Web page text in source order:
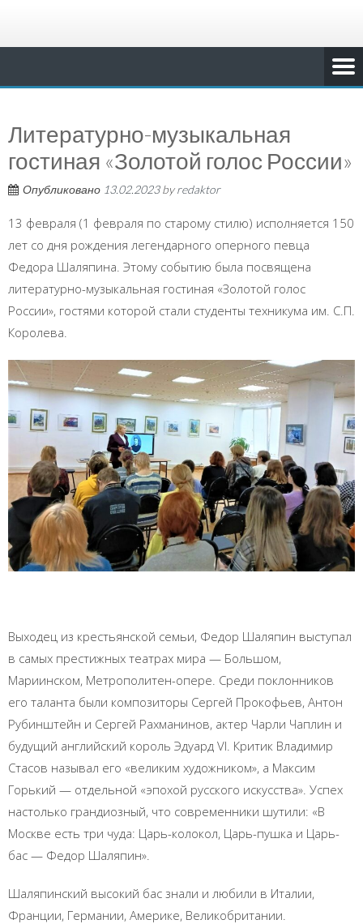
Литературно-музыкальная
гостиная «Золотой голос России»
Опубликовано 13.02.2023byredaktor
13 февраля (1 февраля по старому стилю) исполняется 150
лет со дня рождения легендарного оперного певца
Федора Шаляпина. Этому событию была посвящена
литературно-музыкальная гостиная «Золотой голос
России», гостями которой стали студенты техникума им. С.П.
Королева.
Выходец из крестьянской семьи, Федор Шаляпин выступал
в самых престижных театрах мира — Большом,
Мариинском, Метрополитен-опере. Среди поклонников
его таланта были композиторы Сергей Прокофьев, Антон
Рубинштейн и Сергей Рахманинов, актер Чарли Чаплин и
будущий английский король Эдуард VI. Критик Владимир
Стасов называл его «великим художником», а Максим
Горький — отдельной «эпохой русского искусства». Успех
настолько грандиозный, что современники шутили: «В
Москве есть три чуда: Царь-колокол, Царь-пушка и Царь-
бас — Федор Шаляпин».
Шаляпинский высокий бас знали и любили в Италии,
Франции, Германии, Америке, Великобритании.